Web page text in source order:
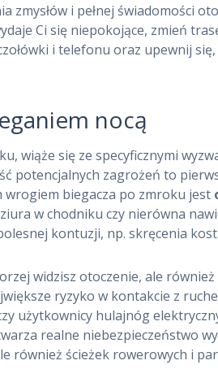
zmysłów i pełnej świadomości
Ci się niepokojące, zmień
i telefonu oraz upewnij
nocą
wiąże się ze specyficznymi
potencjalnych zagrożeń to
biegacza po zmroku jest
w chodniku czy nierówna
kontuzji, np. skręcenia
widzisz otoczenie, ale również
ryzyko w kontakcie z
użytkownicy hulajnóg
realne niebezpieczeństwo
również ścieżek rowerowych i